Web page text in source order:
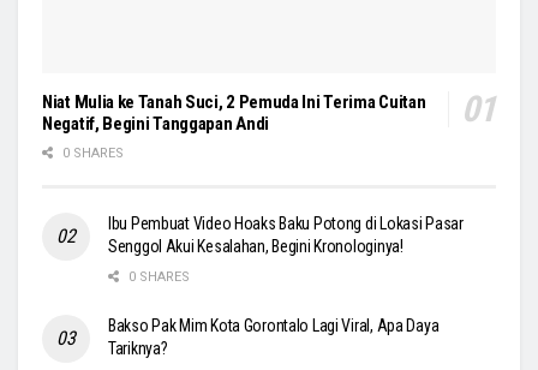
Niat Mulia ke Tanah Suci, 2 Pemuda Ini Terima Cuitan
Negatif, Begini Tanggapan Andi
0 SHARES
Ibu Pembuat Video Hoaks Baku Potong di Lokasi Pasar
Senggol Akui Kesalahan, Begini Kronologinya!
0 SHARES
Bakso Pak Mim Kota Gorontalo Lagi Viral, Apa Daya
Tariknya?